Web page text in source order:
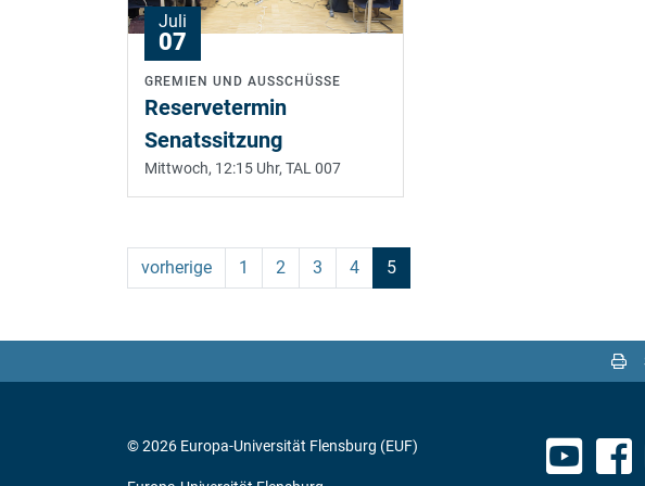
Juli
07
GREMIEN UND AUSSCHÜSSE
Reservetermin
Senatssitzung
Mittwoch, 12:15 Uhr, TAL 007
vorherige 1 2 3 4 5(current)
© 2026 Europa-Universität Flensburg (EUF)